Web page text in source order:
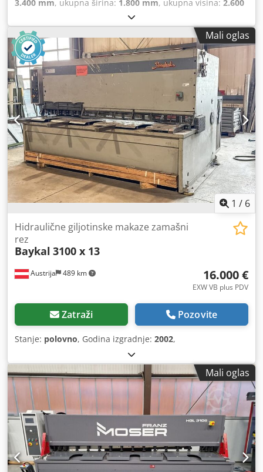
3.400 mm, ukupna širina: 1.800 mm, ukupna visina: 2.600
Mali oglas
1 / 6
Austrija 489 km
Hidraulične giljotinske makaze zamašni
rez
Baykal 3100 x 13
16.000 €
EXW VB plus PDV
Zatraži Pozovite
Stanje: polovno, Godina izgradnje: 2002,
Mali oglas